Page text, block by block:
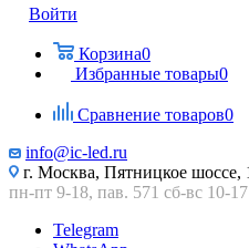
Войти
Корзина0
Избранные товары0
Сравнение товаров0
info@ic-led.ru
г. Москва, Пятницкое шоссе,
пн-пт 9-18, пав. 571 сб-вс 10-17
Telegram